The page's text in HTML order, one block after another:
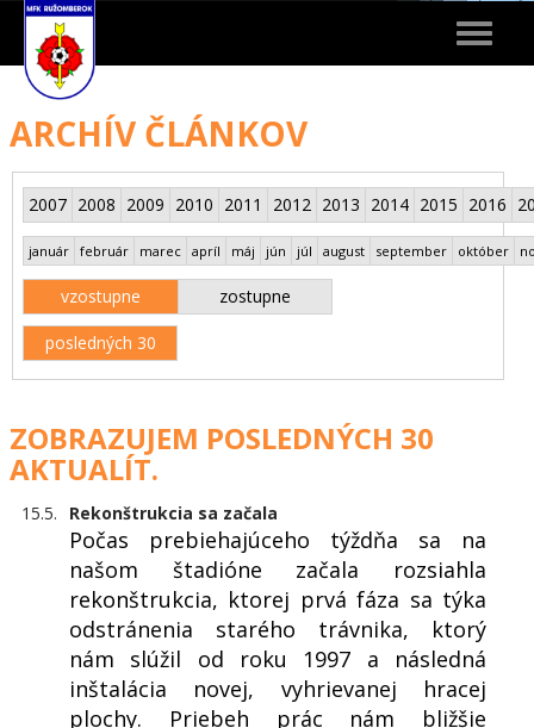
Toggle
ARCHÍV ČLÁNKOV
2007 2008 2009 2010 2011 2012 2013 2014 2015 2016
január február marec apríl máj jún júl august september október
vzostupne zostupne
posledných 30
ZOBRAZUJEM POSLEDNÝCH 30
AKTUALÍT.
15.5. Rekonštrukcia sa začala
Počas prebiehajúceho týždňa sa na
našom štadióne začala rozsiahla
rekonštrukcia, ktorej prvá fáza sa týka
odstránenia starého trávnika, ktorý
nám slúžil od roku 1997 a následná
inštalácia novej, vyhrievanej hracej
plochy. Priebeh prác nám bližšie